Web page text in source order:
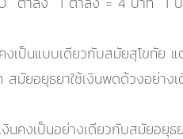
งเป็นแบบเดียวกับสมัยสุโขทัย
สมัยอยุธยาใช้เงินพดด้วงอย่า
เงินคงเป็นอย่างเดียวกับส